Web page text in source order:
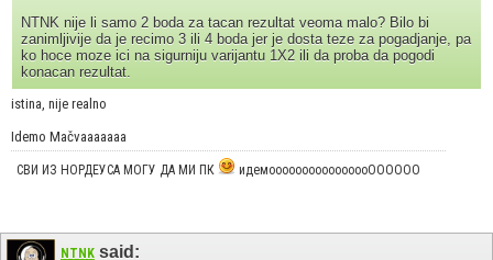
NTNK nije li samo 2 boda za tacan rezultat veoma malo? Bilo bi
zanimljivije da je recimo 3 ili 4 boda jer je dosta teze za pogadjanje, pa
ko hoce moze ici na sigurniju varijantu 1X2 ili da proba da pogodi
konacan rezultat.
istina, nije realno
Idemo Mačvaaaaaaa
СВИ ИЗ НОРДЕУСА МОГУ ДА МИ ПК идемоооооооооооооооОООООО
NTNK said: